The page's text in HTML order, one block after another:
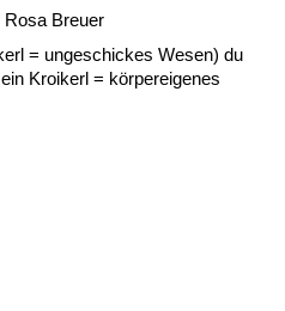
Rosa Breuer
= ungeschickes Wesen) du
Kroikerl = körpereigenes